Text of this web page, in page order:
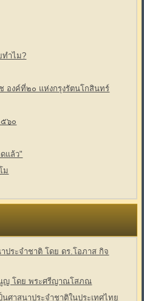
ทำไม?
องค์ที่๒๐ แห่งกรุงรัตนโกสินทร์
๖๐
แล้ว"
ม
ประจำชาติ โดย ดร.โอภาส กิจ
นูญ โดย พระศรีญาณโสภณ
ศาสนาประจำชาติในประเทศไทย